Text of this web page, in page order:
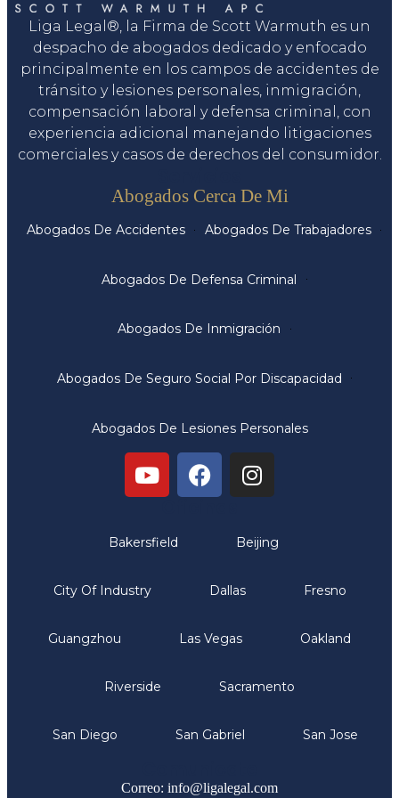
Liga Legal®, la Firma de Scott Warmuth es un
despacho de abogados dedicado y enfocado
principalmente en los campos de accidentes de
tránsito y lesiones personales, inmigración,
compensación laboral y defensa criminal, con
experiencia adicional manejando litigaciones
comerciales y casos de derechos del consumidor.
Abogados Cerca De Mi
Abogados De Accidentes Abogados De Trabajadores
Abogados De Defensa Criminal
Abogados De Inmigración
Abogados De Seguro Social Por Discapacidad
Abogados De Lesiones Personales
Bakersfield Beijing
City Of Industry Dallas Fresno
Guangzhou Las Vegas Oakland
Riverside Sacramento
San Diego San Gabriel San Jose
Correo: info@ligalegal.com